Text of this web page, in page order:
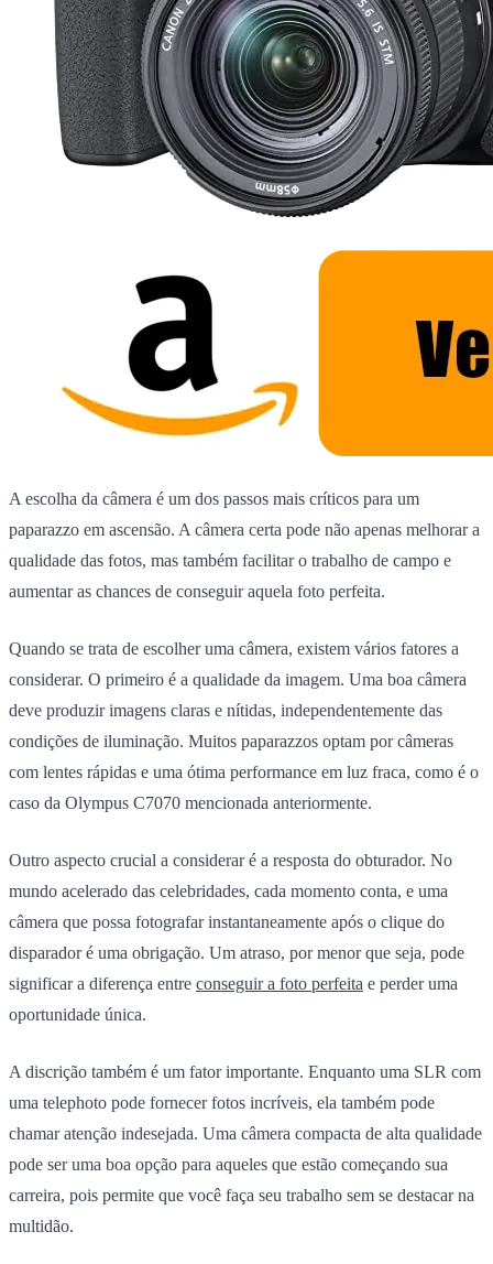
A escolha da câmera é um dos passos mais críticos para um
paparazzo em ascensão. A câmera certa pode não apenas melhorar a
qualidade das fotos, mas também facilitar o trabalho de campo e
aumentar as chances de conseguir aquela foto perfeita.
Quando se trata de escolher uma câmera, existem vários fatores a
considerar. O primeiro é a qualidade da imagem. Uma boa câmera
deve produzir imagens claras e nítidas, independentemente das
condições de iluminação. Muitos paparazzos optam por câmeras
com lentes rápidas e uma ótima performance em luz fraca, como é o
caso da Olympus C7070 mencionada anteriormente.
Outro aspecto crucial a considerar é a resposta do obturador. No
mundo acelerado das celebridades, cada momento conta, e uma
câmera que possa fotografar instantaneamente após o clique do
disparador é uma obrigação. Um atraso, por menor que seja, pode
significar a diferença entre conseguir a foto perfeita e perder uma
oportunidade única.
A discrição também é um fator importante. Enquanto uma SLR com
uma telephoto pode fornecer fotos incríveis, ela também pode
chamar atenção indesejada. Uma câmera compacta de alta qualidade
pode ser uma boa opção para aqueles que estão começando sua
carreira, pois permite que você faça seu trabalho sem se destacar na
multidão.